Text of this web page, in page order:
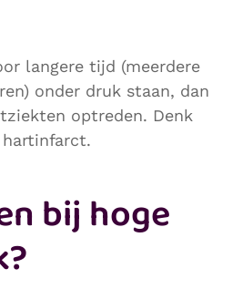
langere tijd (meerdere
onder druk staan, dan
optreden. Denk
hartinfarct.
bij hoge